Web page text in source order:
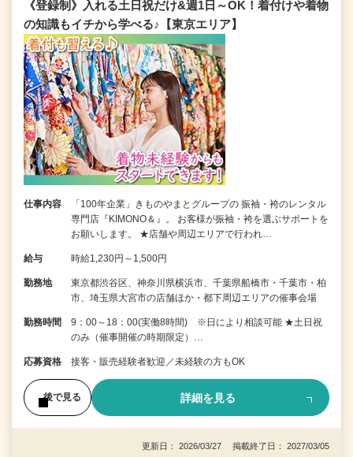
《登録制》入れる土日祝だけ&週1日～OK！着付けや着物
の知識もイチから学べる♪【東京エリア】
仕事内容
「100年企業」きものやまとグループの 振袖・袴のレンタル
専門店『KIMONO＆』。 お客様が振袖・袴を選ぶサポートを
お願いします。 ★店舗や周辺エリアで行われ…
給与 時給1,230円～1,500円
勤務地
東京都渋谷区、神奈川県横浜市、千葉県船橋市・千葉市・柏
市、埼玉県大宮市の店舗ほか・都下周辺エリアの催事会場
勤務時間
9：00～18：00(実働8時間) ※日により相談可能 ★土日祝
のみ（催事開催の時期限定）…
応募資格 接客・販売経験者歓迎／未経験の方もOK
後で見る 詳細を見る
更新日： 2026/03/27 掲載終了日： 2027/03/05